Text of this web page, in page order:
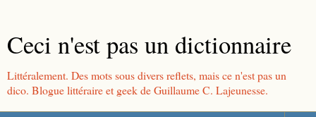
Ceci n'est pas un dictionnaire
Littéralement. Des mots sous divers reflets, mais ce n'est pas un
dico. Blogue littéraire et geek de Guillaume C. Lajeunesse.